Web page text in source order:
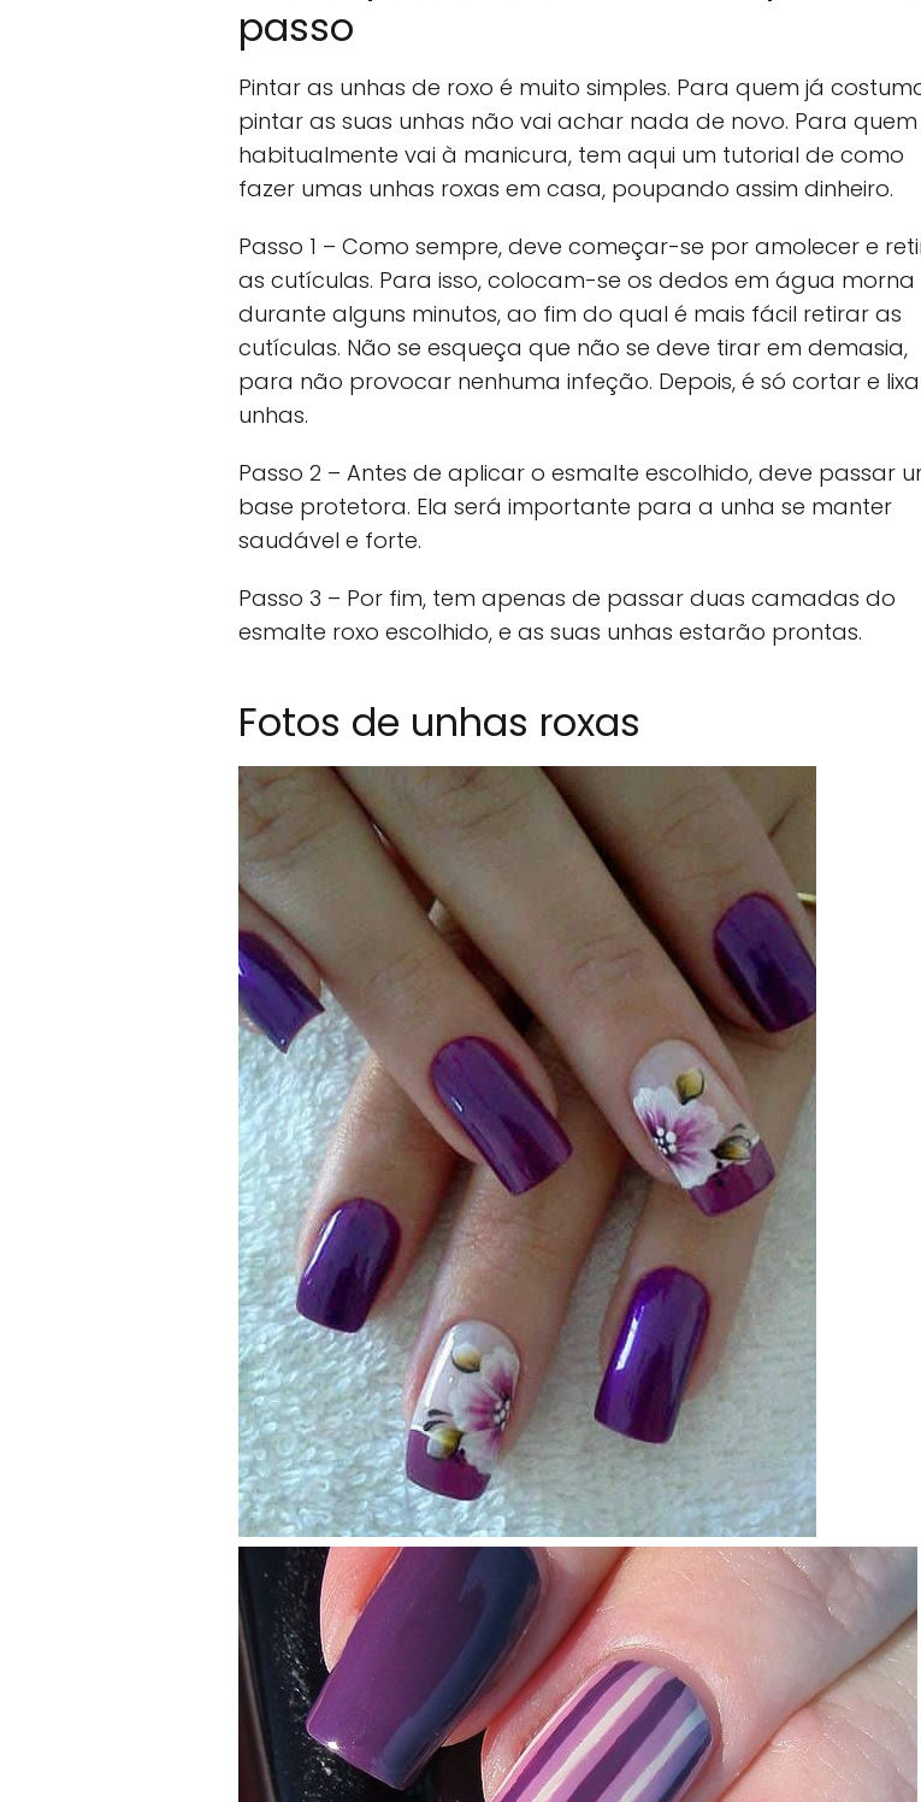
passo
Pintar as unhas de roxo é muito simples. Para quem já
pintar as suas unhas não vai achar nada de novo. Para quem
habitualmente vai à manicura, tem aqui um tutorial de como
fazer umas unhas roxas em casa, poupando assim dinheiro.
Passo 1 – Como sempre, deve começar-se por amolecer e
as cutículas. Para isso, colocam-se os dedos em água morna
durante alguns minutos, ao fim do qual é mais fácil retirar as
cutículas. Não se esqueça que não se deve tirar em demasia,
para não provocar nenhuma infeção. Depois, é só cortar e
unhas.
Passo 2 – Antes de aplicar o esmalte escolhido, deve passar
base protetora. Ela será importante para a unha se manter
saudável e forte.
Passo 3 – Por fim, tem apenas de passar duas camadas do
esmalte roxo escolhido, e as suas unhas estarão prontas.
Fotos de unhas roxas